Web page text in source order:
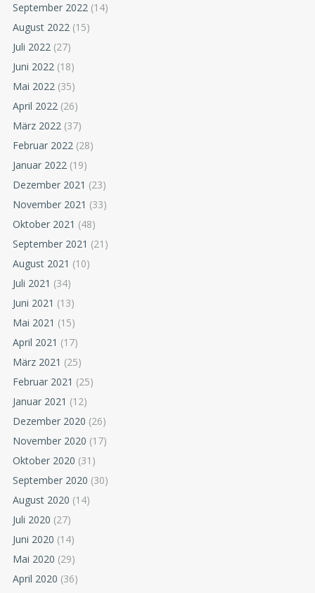
September 2022 (14)
August 2022 (15)
Juli 2022 (27)
Juni 2022 (18)
Mai 2022 (35)
April 2022 (26)
März 2022 (37)
Februar 2022 (28)
Januar 2022 (19)
Dezember 2021 (23)
November 2021 (33)
Oktober 2021 (48)
September 2021 (21)
August 2021 (10)
Juli 2021 (34)
Juni 2021 (13)
Mai 2021 (15)
April 2021 (17)
März 2021 (25)
Februar 2021 (25)
Januar 2021 (12)
Dezember 2020 (26)
November 2020 (17)
Oktober 2020 (31)
September 2020 (30)
August 2020 (14)
Juli 2020 (27)
Juni 2020 (14)
Mai 2020 (29)
April 2020 (36)